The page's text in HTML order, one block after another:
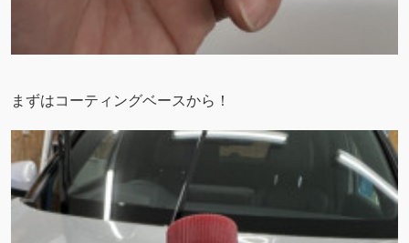
まずはコーティングベースから！